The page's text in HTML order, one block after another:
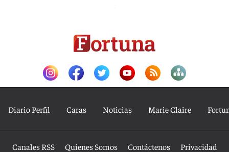
Diario Perfil Caras Noticias Marie Claire
Canales RSS Quienes Somos Contáctenos Privacidad